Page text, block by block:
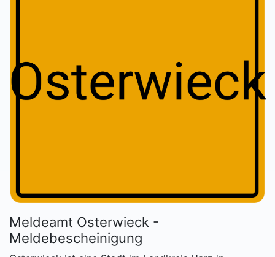
Meldeamt Osterwieck -
Meldebescheinigung